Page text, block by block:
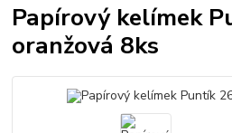
Papírový kelímek
oranžová 8ks